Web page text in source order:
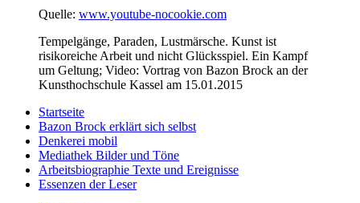
Quelle: www.youtube-nocookie.com
Tempelgänge, Paraden, Lustmärsche. Kunst ist
risikoreiche Arbeit und nicht Glücksspiel. Ein Kampf
um Geltung; Video: Vortrag von Bazon Brock an der
Kunsthochschule Kassel am 15.01.2015
Startseite
Bazon Brock erklärt sich selbst
Denkerei mobil
Mediathek Bilder und Töne
Arbeitsbiographie Texte und Ereignisse
Essenzen der Leser